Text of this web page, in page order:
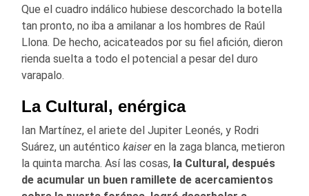
Que el cuadro indálico hubiese descorchado la botella
tan pronto, no iba a amilanar a los hombres de Raúl
Llona. De hecho, acicateados por su fiel afición, dieron
rienda suelta a todo el potencial a pesar del duro
varapalo.
La Cultural, enérgica
Ian Martínez, el ariete del Jupiter Leonés, y Rodri
Suárez, un auténtico kaiseren la zaga blanca, metieron
la quinta marcha. Así las cosas, la Cultural, después
de acumular un buen ramillete de acercamientos